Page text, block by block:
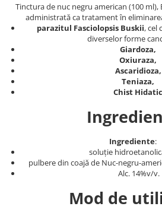
Tinctura de nuc negru american (100 ml),
administrată ca tratament în
parazitul Fasciolopsis Buskii, cel
diverselor forme
Giardoza,
Oxiuraza,
Ascaridioza,
Teniaza,
Chist Hidatic
Ingrediente:
soluție
pulbere din coajă de Nuc-negru-
Alc. 14%v/v.
Mod de